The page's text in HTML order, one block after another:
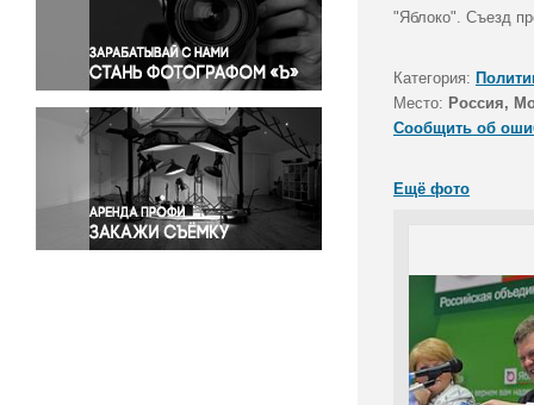
Правосудие
Происшествия и конфликты
Религия
Светская жизнь
Спорт
Экология
Экономика и бизнес
"Яблоко". Съезд
Категория:
Место: Россия,
Сообщить об
Ещё фото